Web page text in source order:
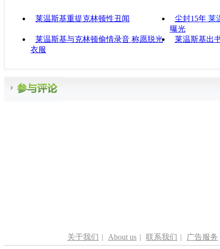
莱温斯基重提克林顿性丑闻 尘封15年莱
曝光
莱温斯基与克林顿偷情录音 称愿脱光
衣服
莱温斯基出
关于我们 | About us | 联系我们 | 广告服务